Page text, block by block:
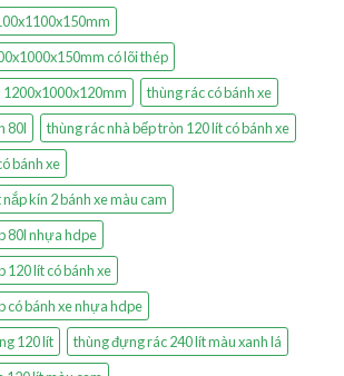
có lõi thép
thùng rác có bánh xe
80l
thùng rác nhà bếp tròn 120 lít có bánh xe
bánh xe
kín 2 bánh xe màu cam
80l nhựa hdpe
120 lít có bánh xe
có bánh xe nhựa hdpe
120 lít
thùng đựng rác 240 lít màu xanh lá